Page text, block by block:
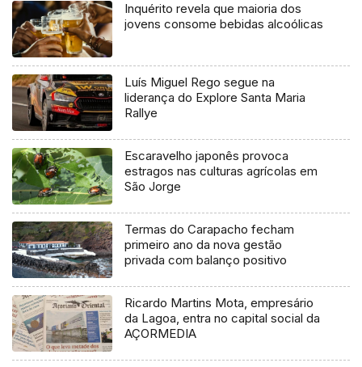
Inquérito revela que maioria dos
jovens consome bebidas alcoólicas
Luís Miguel Rego segue na
liderança do Explore Santa Maria
Rallye
Escaravelho japonês provoca
estragos nas culturas agrícolas em
São Jorge
Termas do Carapacho fecham
primeiro ano da nova gestão
privada com balanço positivo
Ricardo Martins Mota, empresário
da Lagoa, entra no capital social da
AÇORMEDIA